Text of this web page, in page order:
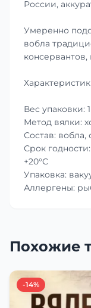
России,
Умеренно
вобла
Вес упаковки:
Метод вялки:
Состав: вобла,
Срок
+20°C
Упаковка:
Аллергены:
Похожие
-14%